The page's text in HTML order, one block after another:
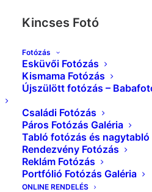
Kincses Fotó
Fotózás
Esküvői Fotózás
Kismama Fotózás
Újszülött fotózás –
Családi Fotózás
Páros Fotózás Galéria
Tabló fotózás és
Rendezvény Fotózás
Reklám Fotózás
Portfólió Fotózás Galéria
ONLINE RENDELÉS
Kezdőlap Babafotózás